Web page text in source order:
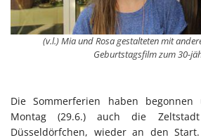
(v.l.) Mia und Rosa gestalteten mit
Geburtstagsfilm zum 30-
Die Sommerferien haben
Montag (29.6.) auch die
Düsseldörfchen, wieder an den